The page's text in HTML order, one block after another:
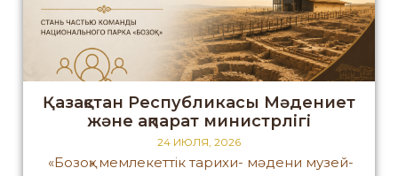
Қазақстан Республикасы Мәдениет
және ақпарат министрлігі
24 ИЮЛЯ, 2026
«Бозоқ» мемлекеттік тарихи- мәдени музей-